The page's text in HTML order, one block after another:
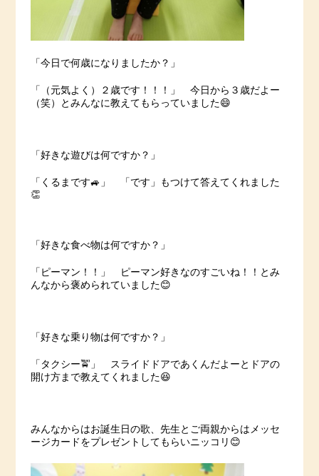
「今日で何歳になりましたか？」
「（元気よく）２歳です！！！」 今日から３歳だよー
（笑）とみんなに教えてもらっていました😄
「好きな遊びは何ですか？」
「くるまです🚙」 「です」もつけて答えてくれました
👏
「好きな食べ物は何ですか？」
「ピーマン！！」 ピーマン好きなのすごいね！！とみ
んなから褒められていました😊
「好きな乗り物は何ですか？」
「タクシー🚖」 スライドドアであくんだよーとドアの
開け方まで教えてくれました😆
みんなからはお誕生日の歌、先生とご両親からはメッセ
ージカードをプレゼントしてもらいニッコリ😊